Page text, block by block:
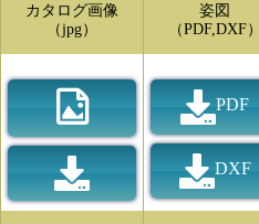
カタログ画像
（jpg）
姿図
（PDF,DXF）
PDF
DXF